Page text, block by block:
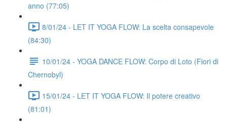
anno (77:05)
8/01/24 - LET IT YOGA FLOW: La scelta consapevole
(84:30)
10/01/24 - YOGA DANCE FLOW: Corpo di Loto (Fiori di
Chernobyl)
15/01/24 - LET IT YOGA FLOW: Il potere creativo
(81:01)